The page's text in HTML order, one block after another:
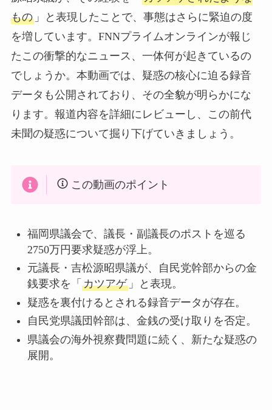
もの」と表現したことで、事態はさらに緊迫の度
を増しています。FNNプライムオンラインが報じ
たこの衝撃的なニュース、一体何が起きているの
でしょうか。本動画では、疑惑の核心に迫る録音
データも公開されており、その全貌が明らかにな
ります。報道内容を詳細にレビューし、この前代
未聞の疑惑について掘り下げていきましょう。
この動画のポイント
福岡県議会で、議長・副議長のポストを巡る
2750万円要求疑惑が浮上。
元議長・吉松源昭県議が、自民党幹部からの金
銭要求を「 カツアゲ」と表現。
疑惑を裏付けるとされる録音データが存在。
自民党県議団幹部は、金銭の受け取りを否定。
県議会の海外視察費問題に続く、新たな疑惑の
展開。